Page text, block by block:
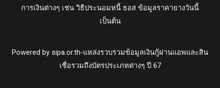
การเงินต่างๆ เช่น วิธีประนอมหนี้ ธอส ข้อมูลราคายางวันนี้
เป็นต้น
Powered by sipa.or.th-แหล่งรวบรวมข้อมูลเงินกู้ผ่านแอพและสิน
เชื่อรวมถึงบัตรประเภทต่างๆ ปี 67